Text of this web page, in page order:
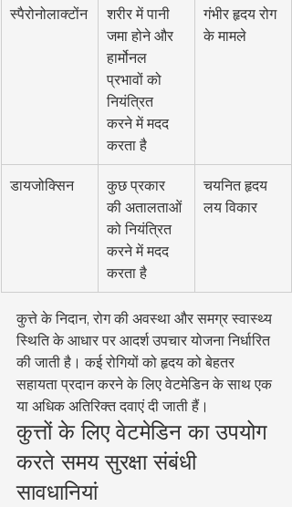
स्पैरोनोलाक्टोंन
शरीर में पानी
जमा होने और
हार्मोनल
प्रभावों को
नियंत्रित
करने में मदद
करता है
गंभीर हृदय रोग
के मामले
डायजोक्सिन
कुछ प्रकार
की अतालताओं
को नियंत्रित
करने में मदद
करता है
चयनित हृदय
लय विकार
कुत्ते के निदान, रोग की अवस्था और समग्र स्वास्थ्य
स्थिति के आधार पर आदर्श उपचार योजना निर्धारित
की जाती है। कई रोगियों को हृदय को बेहतर
सहायता प्रदान करने के लिए वेटमेडिन के साथ एक
या अधिक अतिरिक्त दवाएं दी जाती हैं।
कुत्तों के लिए वेटमेडिन का उपयोग
करते समय सुरक्षा संबंधी
सावधानियां